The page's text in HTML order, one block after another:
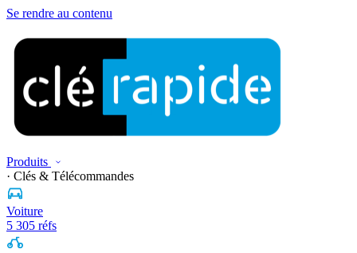
Se rendre au contenu
Produits
· Clés & Télécommandes
Voiture
5 305 réfs